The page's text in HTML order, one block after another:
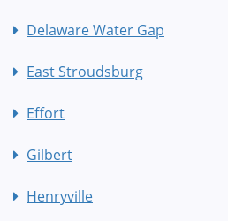
Delaware Water Gap
East Stroudsburg
Effort
Gilbert
Henryville